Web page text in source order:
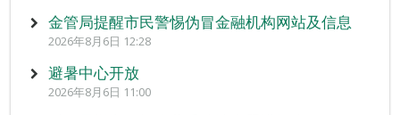
金管局提醒市民警惕伪冒金融机构网站及信息
2026年8月6日 12:28
避暑中心开放
2026年8月6日 11:00